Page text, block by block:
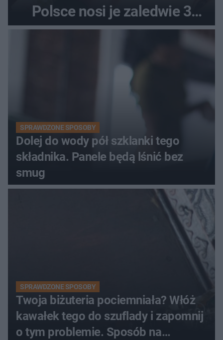
Polsce nosi je zaledwie 3
kobiety
SPRAWDZONE SPOSOBY
Dolej do wody pół szklanki tego
składnika. Panele będą lśnić bez
smug
SPRAWDZONE SPOSOBY
Twoja biżuteria pociemniała? Włóż
kawałek tego do szuflady i zapomnij
o tym problemie. Sposób na